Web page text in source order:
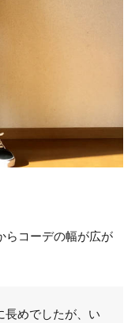
らコーデの幅が広が
長めでしたが、い